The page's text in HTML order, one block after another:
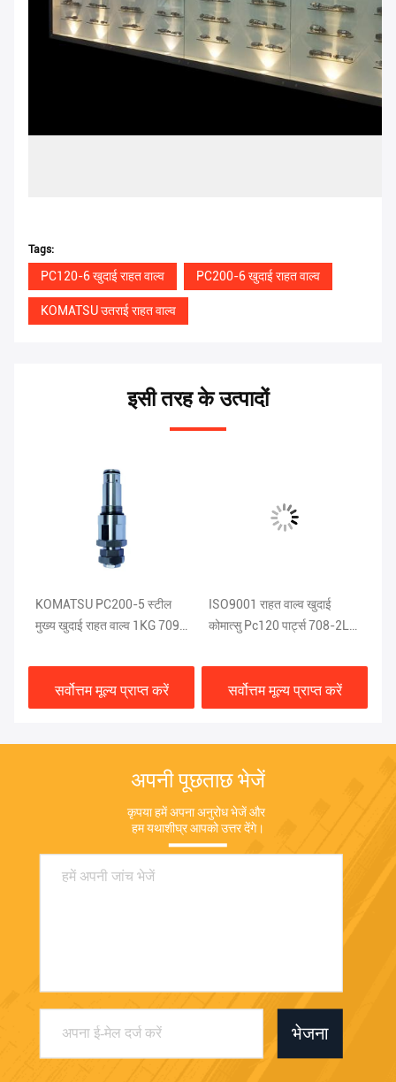
Tags:
PC120-6 खुदाई राहत वाल्व PC200-6 खुदाई राहत वाल्व
KOMATSU उतराई राहत वाल्व
इसी तरह के उत्पादों
KOMATSU PC200-5 स्टील
मुख्य खुदाई राहत वाल्व 1KG 709-
सर्वोत्तम मूल्य प्राप्त करें
ISO9001 राहत वाल्व खुदाई
कोमात्सु Pc120 पार्ट्स 708-2L-
सर्वोत्तम मूल्य प्राप्त करें
अपनी पूछताछ भेजें
कृपया हमें अपना अनुरोध भेजें और
हम यथाशीघ्र आपको उत्तर देंगे।
भेजना